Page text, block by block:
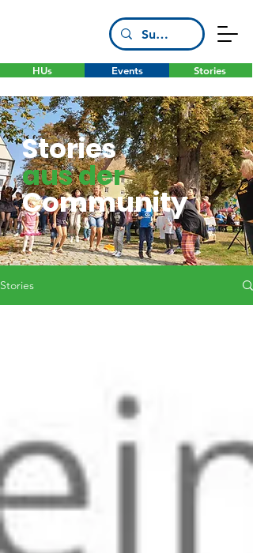
HUs Stories
Events
Stories
aus der
Community
Stories